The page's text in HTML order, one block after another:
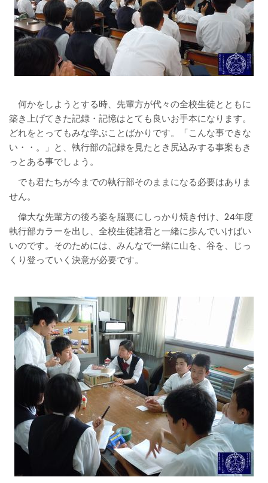
何かをしようとする時、先輩方が代々の全校生徒とともに
築き上げてきた記録・記憶はとても良いお手本になります。
どれをとってもみな学ぶことばかりです。「こんな事できな
い・・。」と、執行部の記録を見たとき尻込みする事案もき
っとある事でしょう。
でも君たちが今までの執行部そのままになる必要はありま
せん。
偉大な先輩方の後ろ姿を脳裏にしっかり焼き付け、24年度
執行部カラーを出し、全校生徒諸君と一緒に歩んでいけばい
いのです。そのためには、みんなで一緒に山を、谷を、じっ
くり登っていく決意が必要です。